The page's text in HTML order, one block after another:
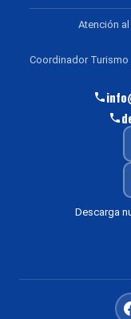
Atención
Coordinador
Descarga